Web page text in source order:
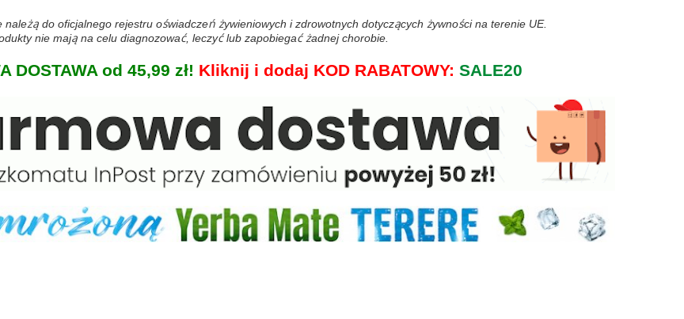
do oficjalnego rejestru oświadczeń żywieniowych i zdrowotnych dotyczących żywności na terenie UE.
nie mają na celu diagnozować, leczyć lub zapobiegać żadnej chorobie.
DOSTAWA od 45,99 zł! Kliknij i dodaj KOD RABATOWY: SALE20